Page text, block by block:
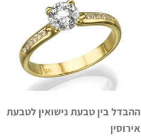
ההבדל בין טבעת נישואין לטבעת
אירוסין